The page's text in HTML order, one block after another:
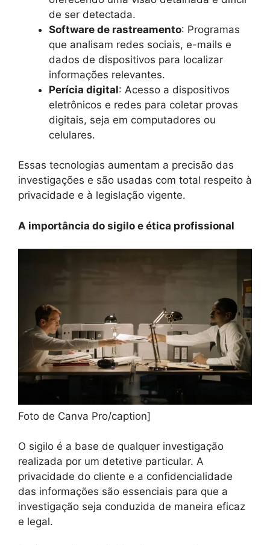
de ser detectada.
Software de rastreamento: Programas
que analisam redes sociais, e-mails e
dados de dispositivos para localizar
informações relevantes.
Perícia digital: Acesso a dispositivos
eletrônicos e redes para coletar provas
digitais, seja em computadores ou
celulares.
Essas tecnologias aumentam a precisão das
investigações e são usadas com total respeito à
privacidade e à legislação vigente.
A importância do sigilo e ética profissional
Foto de Canva Pro/caption]
O sigilo é a base de qualquer investigação
realizada por um detetive particular. A
privacidade do cliente e a confidencialidade
das informações são essenciais para que a
investigação seja conduzida de maneira eficaz
e legal.